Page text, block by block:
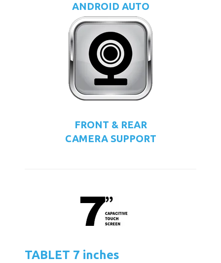
ANDROID AUTO
FRONT & REAR
CAMERA SUPPORT
TABLET 7 inches